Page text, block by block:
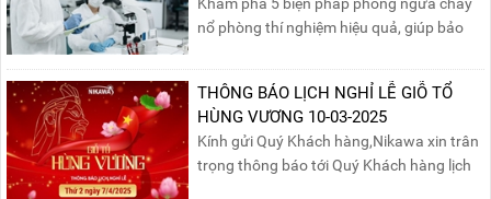
nổ phòng thí nghiệm hiệu quả, giúp bảo
sản, giảm thiểu nguy cơ cháy nổ phòng thí
nghiệm.
THÔNG BÁO LỊCH NGHỈ LỄ GIỖ TỔ
HÙNG VƯƠNG 10-03-2025
Kính gửi Quý Khách hàng,Nikawa xin trân
trọng thông báo tới Quý Khách hàng lịch